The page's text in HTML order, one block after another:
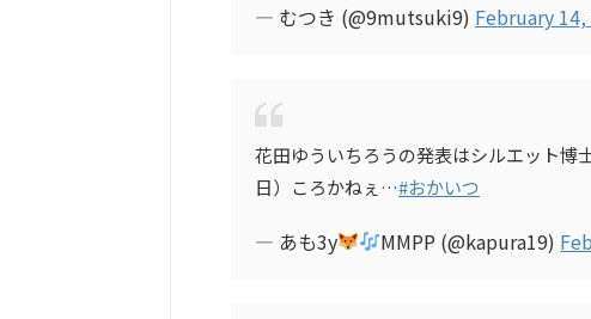
— むつき (@9mutsuki9) February 14,
花田ゆういちろうの発表はシルエット博
日）ころかねぇ…#おかいつ
— あも3y MMPP (@kapura19)